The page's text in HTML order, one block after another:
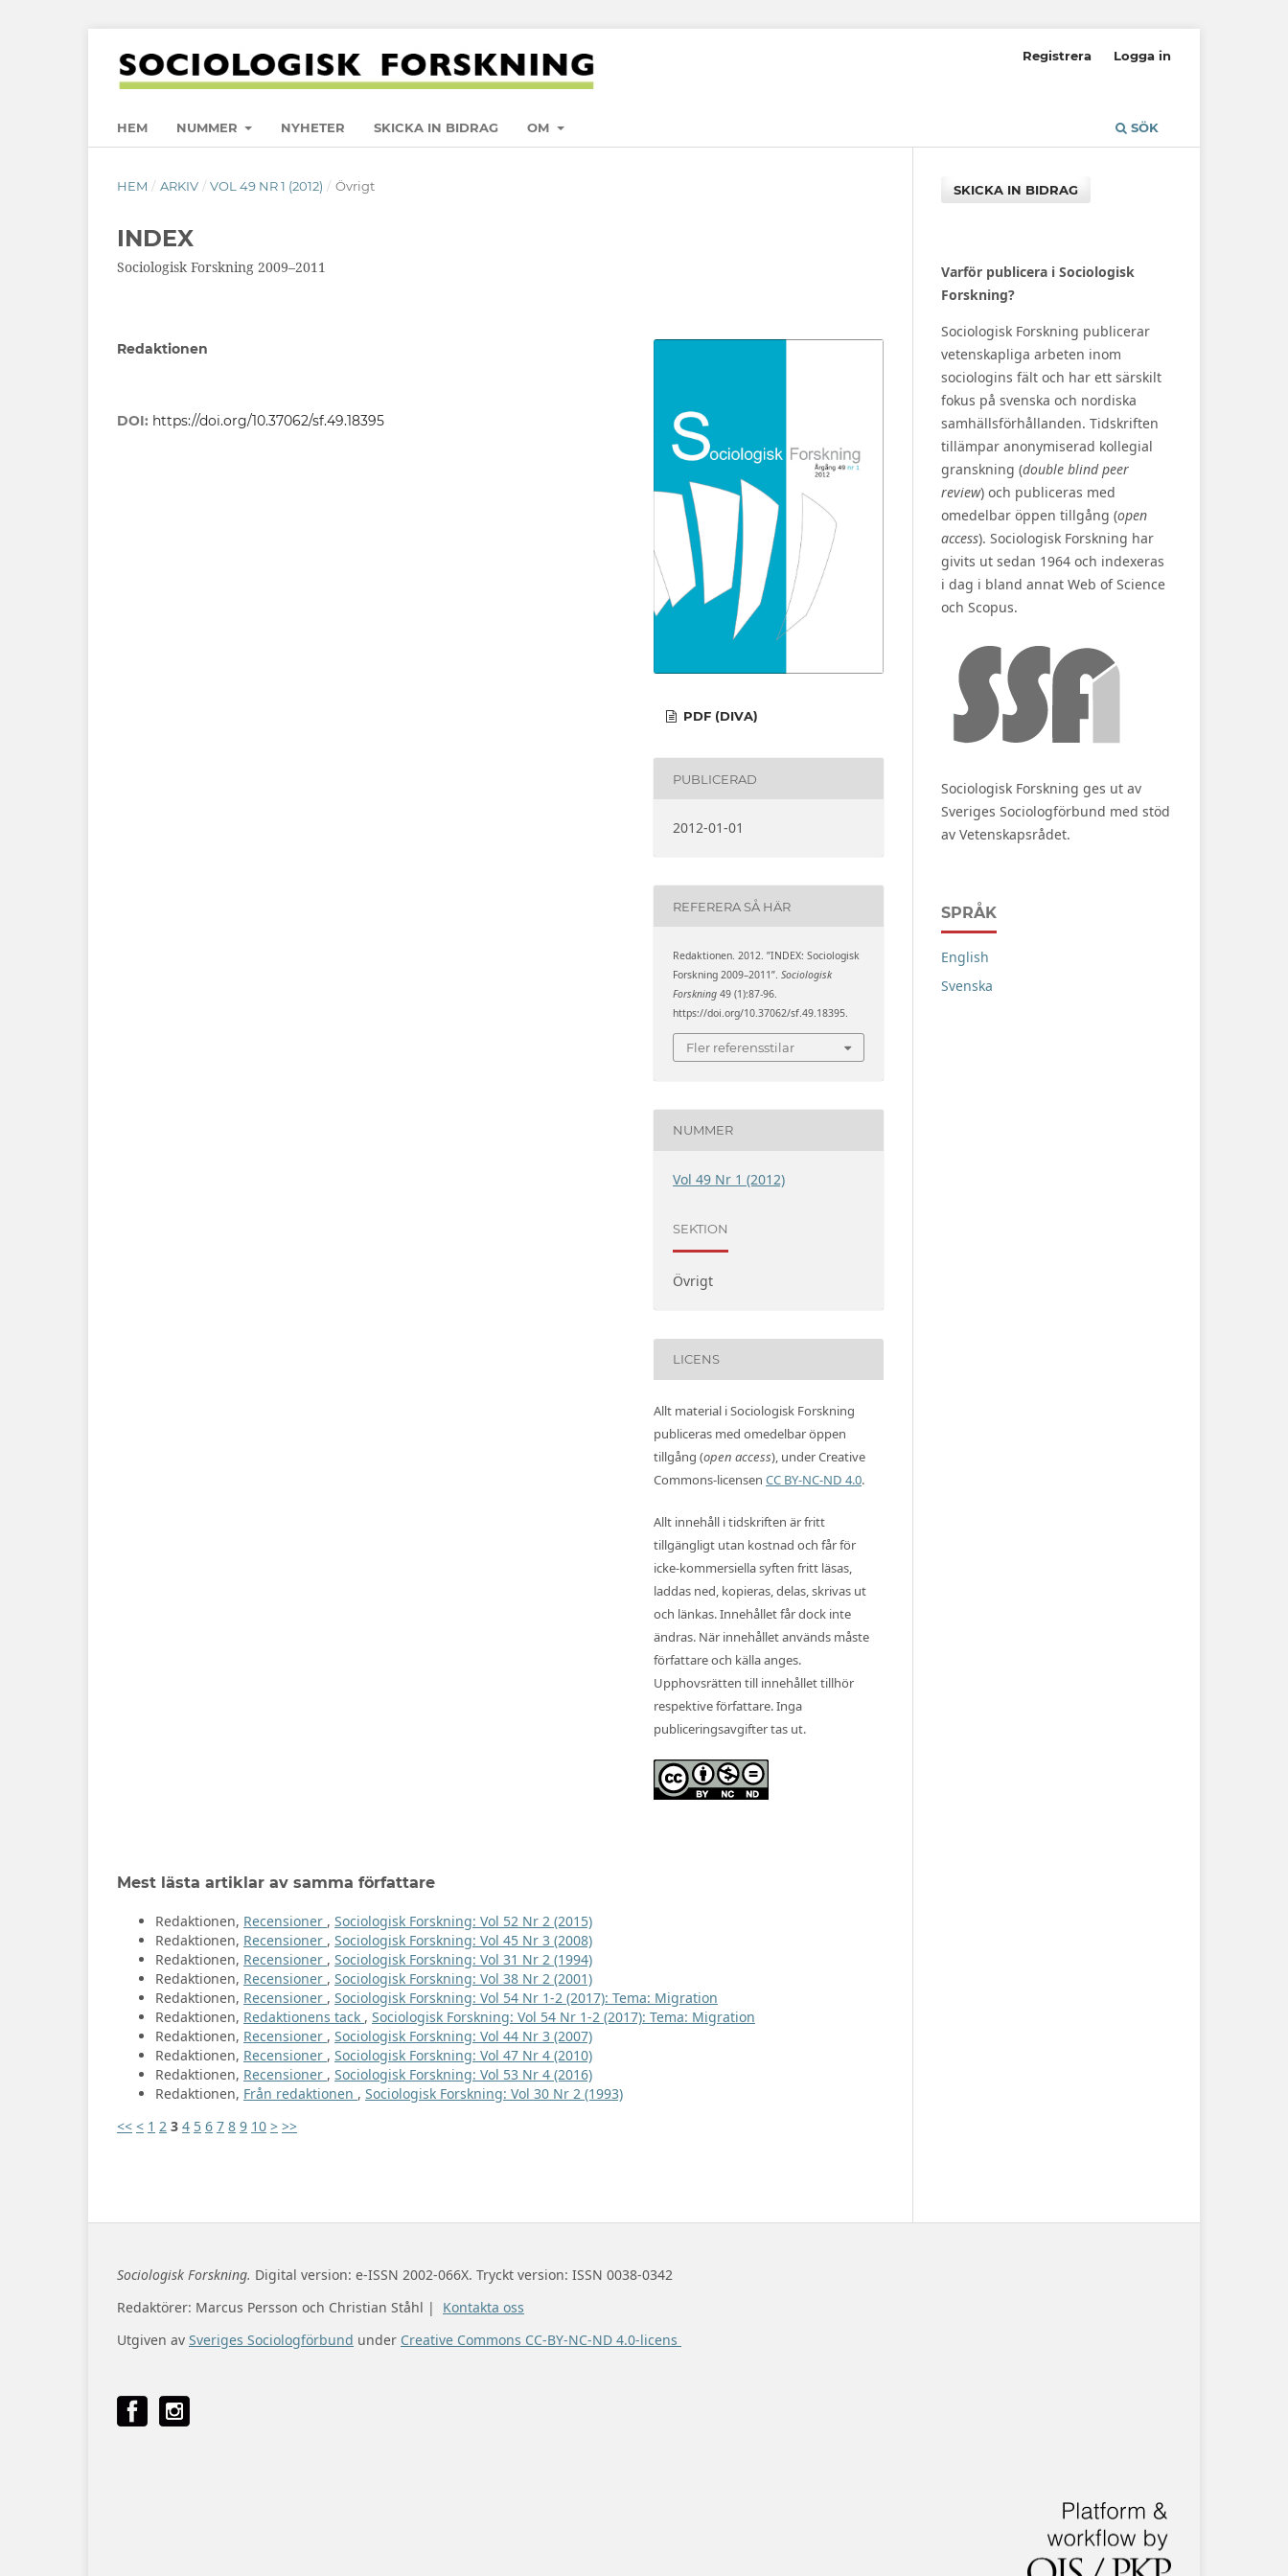
HEM NUMMER NYHETER SKICKA IN BIDRAG OM SÖK
Registrera Logga in
HEM / ARKIV / VOL 49 NR 1 (2012) / Övrigt
INDEX
Sociologisk Forskning 2009–2011
Redaktionen
DOI: https://doi.org/10.37062/sf.49.18395
PDF (DIVA)
PUBLICERAD
2012-01-01
REFERERA SÅ HÄR
Redaktionen. 2012. ”INDEX: Sociologisk
Forskning 2009–2011”.Sociologisk
Forskning 49 (1):87-96.
https://doi.org/10.37062/sf.49.18395.
Fler referensstilar
NUMMER
Vol 49 Nr 1 (2012)
SEKTION
Övrigt
LICENS
Allt material i Sociologisk Forskning
publiceras med omedelbar öppen
tillgång (open access), under Creative
Commons-licensen CC BY-NC-ND 4.0.
Allt innehåll i tidskriften är fritt
tillgängligt utan kostnad och får för
icke-kommersiella syften fritt läsas,
laddas ned, kopieras, delas, skrivas ut
och länkas. Innehållet får dock inte
ändras. När innehållet används måste
författare och källa anges.
Upphovsrätten till innehållet tillhör
respektive författare. Inga
publiceringsavgifter tas ut.
Mest lästa artiklar av samma författare
Redaktionen, Recensioner , Sociologisk Forskning: Vol 52 Nr 2 (2015)
Redaktionen, Recensioner , Sociologisk Forskning: Vol 45 Nr 3 (2008)
Redaktionen, Recensioner , Sociologisk Forskning: Vol 31 Nr 2 (1994)
Redaktionen, Recensioner , Sociologisk Forskning: Vol 38 Nr 2 (2001)
Redaktionen, Recensioner , Sociologisk Forskning: Vol 54 Nr 1-2 (2017): Tema: Migration
Redaktionen, Redaktionens tack , Sociologisk Forskning: Vol 54 Nr 1-2 (2017): Tema: Migration
Redaktionen, Recensioner , Sociologisk Forskning: Vol 44 Nr 3 (2007)
Redaktionen, Recensioner , Sociologisk Forskning: Vol 47 Nr 4 (2010)
Redaktionen, Recensioner , Sociologisk Forskning: Vol 53 Nr 4 (2016)
Redaktionen, Från redaktionen , Sociologisk Forskning: Vol 30 Nr 2 (1993)
<< < 1 2 3 4 5 6 7 8 9 10 > >>
SKICKA IN BIDRAG
Varför publicera i Sociologisk
Forskning?
Sociologisk Forskning publicerar
vetenskapliga arbeten inom
sociologins fält och har ett särskilt
fokus på svenska och nordiska
samhällsförhållanden. Tidskriften
tillämpar anonymiserad kollegial
granskning (double blind peer
review) och publiceras med
omedelbar öppen tillgång (open
access). Sociologisk Forskning har
givits ut sedan 1964 och indexeras
i dag i bland annat Web of Science
och Scopus.
Sociologisk Forskning ges ut av
Sveriges Sociologförbund med stöd
av Vetenskapsrådet.
SPRÅK
English
Svenska
Sociologisk Forskning. Digital version: e-ISSN 2002-066X. Tryckt version: ISSN 0038-0342
Redaktörer: Marcus Persson och Christian Ståhl | Kontakta oss
Utgiven av Sveriges Sociologförbund under Creative Commons CC-BY-NC-ND 4.0-licens